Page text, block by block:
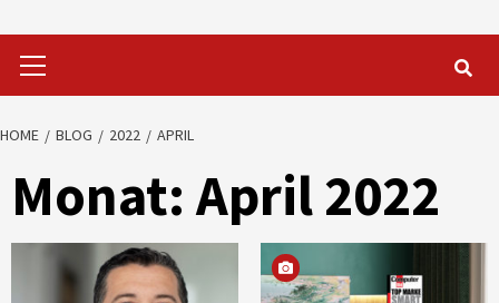
Menu
HOME BLOG 2022 APRIL
Monat:April 2022